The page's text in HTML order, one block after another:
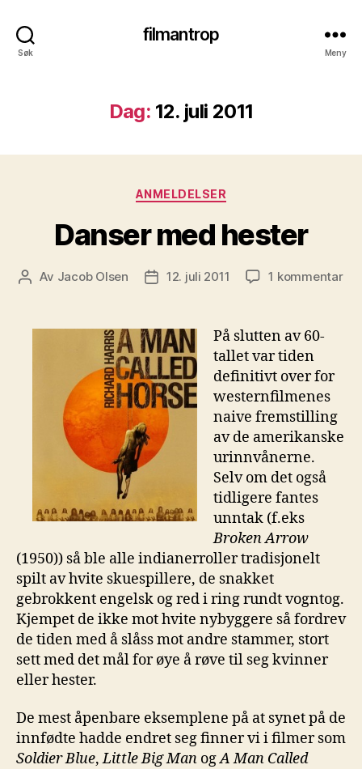
Søk
filmantrop
Meny
Dag: 12. juli 2011
Kategorier
ANMELDELSER
Danser med hester
Innleggsforfatter
Av Jacob Olsen Publiseringsdato
12. juli 2011 1 kommentartil
På slutten av 60-
tallet var tiden
definitivt over for
westernfilmenes
naive fremstilling
av de amerikanske
urinnvånerne.
Selv om det også
tidligere fantes
unntak (f.eks
Broken Arrow
(1950)) så ble alle indianerroller tradisjonelt
spilt av hvite skuespillere, de snakket
gebrokkent engelsk og red i ring rundt vogntog.
Kjempet de ikke mot hvite nybyggere så fordrev
de tiden med å slåss mot andre stammer, stort
sett med det mål for øye å røve til seg kvinner
eller hester.
De mest åpenbare eksemplene på at synet på de
innfødte hadde endret seg finner vi i filmer som
Soldier Blue,Little Big Man ogA Man Called